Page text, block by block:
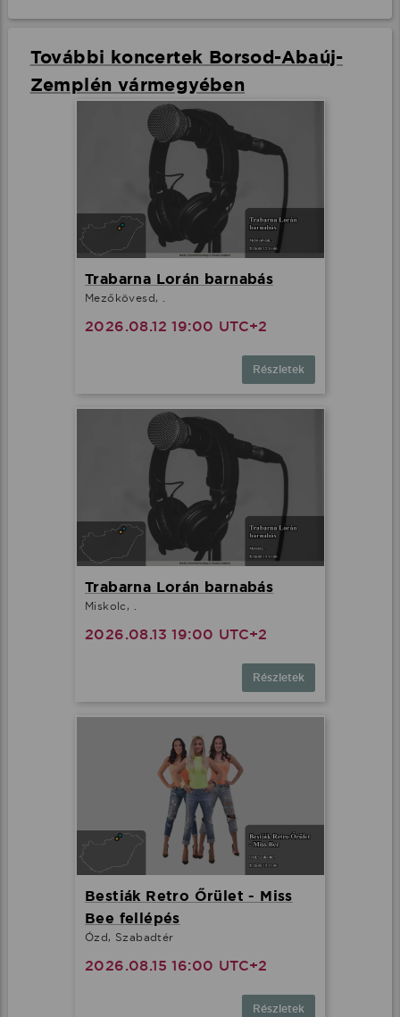
További koncertek Borsod-Abaúj-
Zemplén vármegyében
Trabarna Lorán barnabás
Mezőkövesd, .
2026.08.12 19:00 UTC+2
Részletek
Trabarna Lorán barnabás
Miskolc, .
2026.08.13 19:00 UTC+2
Részletek
Bestiák Retro Őrület - Miss
Bee fellépés
Ózd, Szabadtér
2026.08.15 16:00 UTC+2
Részletek